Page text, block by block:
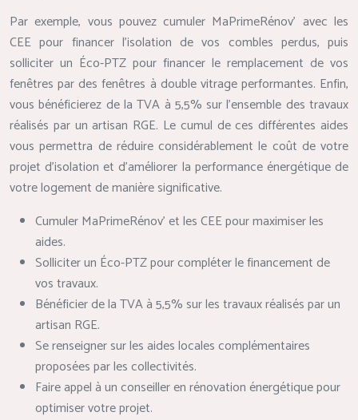
Par exemple, vous pouvez cumuler MaPrimeRénov’ avec les
CEE pour financer l’isolation de vos combles perdus, puis
solliciter un Éco-PTZ pour financer le remplacement de vos
fenêtres par des fenêtres à double vitrage performantes. Enfin,
vous bénéficierez de la TVA à 5,5% sur l’ensemble des travaux
réalisés par un artisan RGE. Le cumul de ces différentes aides
vous permettra de réduire considérablement le coût de votre
projet d’isolation et d’améliorer la performance énergétique de
votre logement de manière significative.
Cumuler MaPrimeRénov’ et les CEE pour maximiser les
aides.
Solliciter un Éco-PTZ pour compléter le financement de
vos travaux.
Bénéficier de la TVA à 5,5% sur les travaux réalisés par un
artisan RGE.
Se renseigner sur les aides locales complémentaires
proposées par les collectivités.
Faire appel à un conseiller en rénovation énergétique pour
optimiser votre projet.